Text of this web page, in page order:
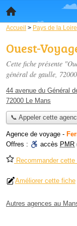
Accueil > Pays de la Loire
Ouest-
Cette fiche présente
général de gaulle,
44 avenue du Général
72000 Le Mans
📞 Appeler cette
Agence de voyage -
Offres :
accès PMR
Recommander cette
Améliorer cette fiche
Autres agences au